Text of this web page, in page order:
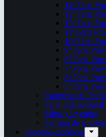
14ª Feria
13ª Feria
12ª Feria
11ª Feria
10ª Feria
9ª Feria
8ª Feria
7ª Feria
6ª Feria
5ª Feria
Congreso del
Feria
Mitos y leyendas
Semana de la
Espacios escénicos